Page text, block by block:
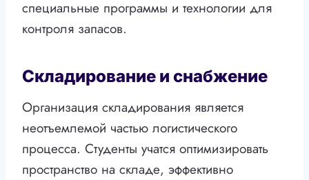
специальные программы и технологии для
контроля запасов.
Складирование и снабжение
Организация складирования является
неотъемлемой частью логистического
процесса. Студенты учатся оптимизировать
пространство на складе, эффективно